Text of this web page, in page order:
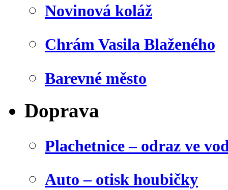
Novinová koláž
Chrám Vasila Blaženého
Barevné město
Doprava
Plachetnice – odraz ve
Auto – otisk houbičky